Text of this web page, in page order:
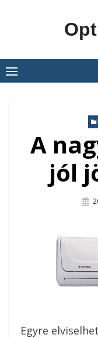
A
jól
Egyre